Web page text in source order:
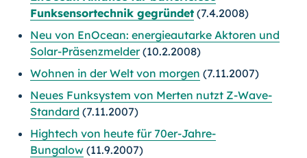
Funksensortechnik gegründet (7.4.2008)
Neu von EnOcean: energieautarke Aktoren und
Solar-Präsenzmelder(10.2.2008)
Wohnen in der Welt von morgen (7.11.2007)
Neues Funksystem von Merten nutzt Z-Wave-
Standard (7.11.2007)
Hightech von heute für 70er-Jahre-
Bungalow (11.9.2007)